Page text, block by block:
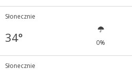
Słonecznie
34° 0%
Słonecznie